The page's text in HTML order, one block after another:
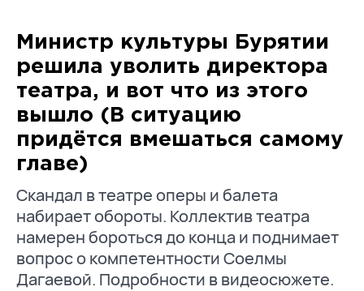
Министр культуры Бурятии
решила уволить директора
театра, и вот что из этого
вышло (В ситуацию
придётся вмешаться самому
главе)
Скандал в театре оперы и балета
набирает обороты. Коллектив театра
намерен бороться до конца и поднимает
вопрос о компетентности Соелмы
Дагаевой. Подробности в видеосюжете.